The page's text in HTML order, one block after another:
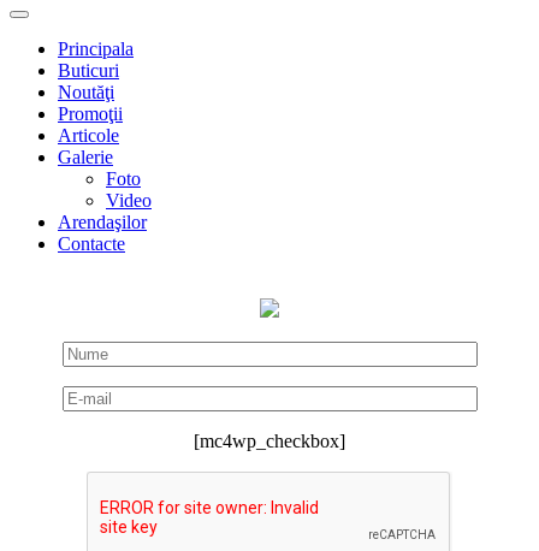
Principala
Buticuri
Noutăţi
Promoţii
Articole
Galerie
Foto
Video
Arendaşilor
Contacte
[mc4wp_checkbox]